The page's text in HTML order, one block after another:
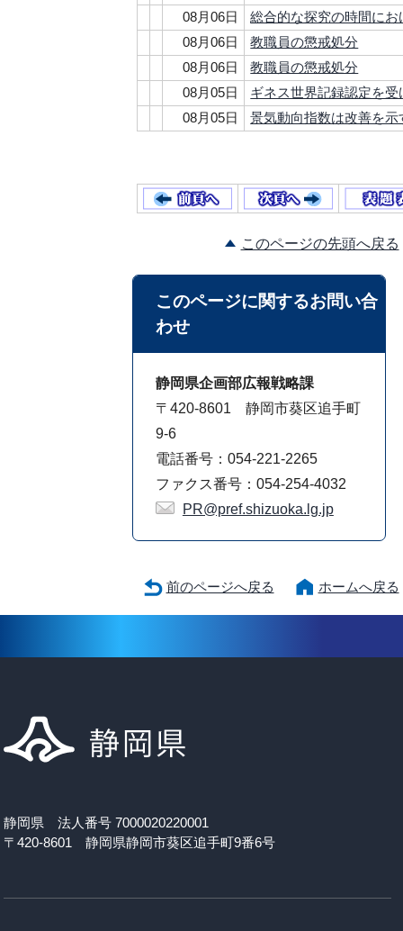
08月06日
総合的な探究の時間に
08月06日
教職員の懲戒処分
08月06日
教職員の懲戒処分
08月05日
ギネス世界記録認定を
08月05日
景気動向指数は改善を
このページの先頭へ戻る
このページに関するお問い合
わせ
静岡県企画部広報戦略課
〒420-8601 静岡市葵区追手町
9-6
電話番号：054-221-2265
ファクス番号：054-254-4032
PR@pref.shizuoka.lg.jp
前のページへ戻る ホームへ戻る
静岡県 法人番号 7000020220001
〒420-8601 静岡県静岡市葵区追手町9番6号